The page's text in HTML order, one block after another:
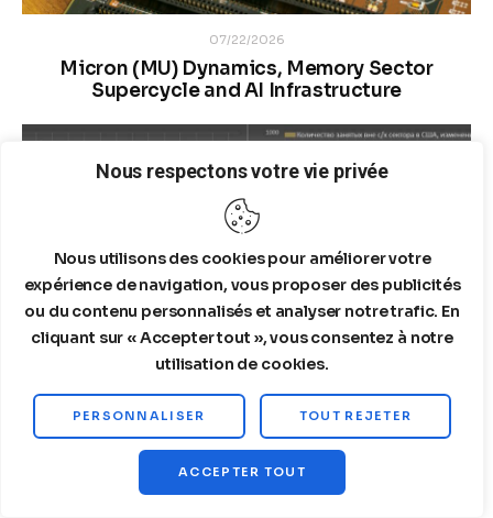
Nous respectons votre vie privée
Nous utilisons des cookies pour améliorer votre
expérience de navigation, vous proposer des publicités
ou du contenu personnalisés et analyser notre trafic. En
cliquant sur « Accepter tout », vous consentez à notre
utilisation de cookies.
PERSONNALISER TOUT REJETER
ACCEPTER TOUT
07/22/2026
Micron (MU) Dynamics, Memory Sector
Supercycle and AI Infrastructure
The Stagnant Reality: Annual Revisions Hide
Deep US Labor Market Contraction